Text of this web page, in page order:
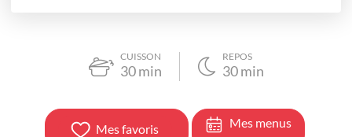
CUISSON
30min
REPOS
30min
Mes favoris Mes menus